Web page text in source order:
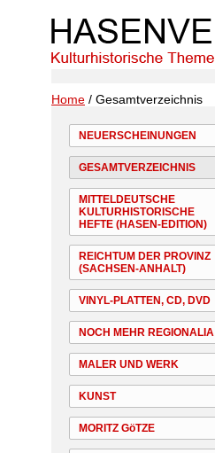
Home / Gesamtverzeichnis
NEUERSCHEINUNGEN
GESAMTVERZEICHNIS
MITTELDEUTSCHE
KULTURHISTORISCHE
HEFTE (HASEN-EDITION)
REICHTUM DER PROVINZ
(SACHSEN-ANHALT)
VINYL-PLATTEN, CD, DVD
NOCH MEHR REGIONALIA
MALER UND WERK
KUNST
MORITZ GöTZE